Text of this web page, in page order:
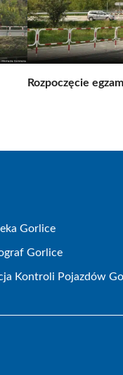
Rozpoczęcie
Gorlice
Gorlice
Kontroli Pojazdów